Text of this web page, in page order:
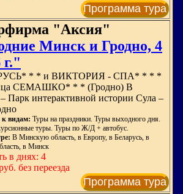
Программа тура
"Аксия"
Минск и Гродно, 4
г."
* * и ВИКТОРИЯ - СПА* * * *
СЕМАШКО* * * (Гродно) В
Парк интерактивной истории Сула –
к видам: Туры на праздники. Туры выходного дня.
туры. Туры по Ж/Д + автобус.
В Минскую область, в Европу, в Беларусь, в
в Минск
в днях: 4
без переезда
Программа тура